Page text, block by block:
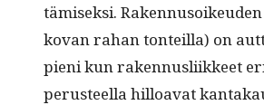
tämisek­si.
kovan rahan ton­teil­la) on
pieni kun raken­nus­li­ik­keet
perus­teel­la hilloa­vat